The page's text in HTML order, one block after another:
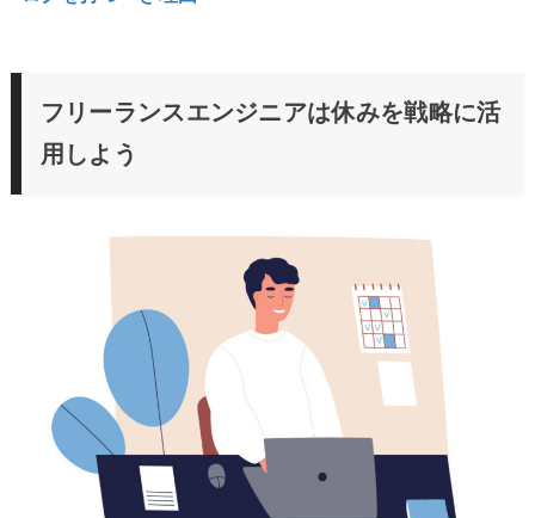
フリーランスエンジニアは休みを戦略に活
用しよう